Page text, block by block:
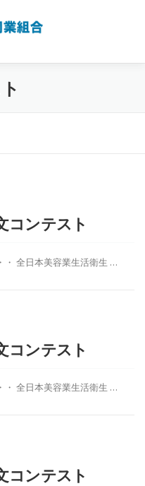
組合の主な事業
コンテスト
・ 全日本美容業生活衛生 …
コンテスト
・ 全日本美容業生活衛生 …
コンテスト